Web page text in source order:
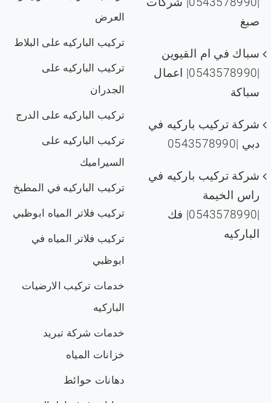
صبغ
سباك في ام القيوين
|0543578990| اعمال
سباكة
شركة تركيب باركيه في
دبي |0543578990
شركة تركيب باركيه في
راس الخيمة
|0543578990| فك
الباركيه
العرض
تركيب الباركيه على البلاط
تركيب الباركيه على
الجدران
تركيب الباركيه على الدرج
تركيب الباركيه على
السيراميك
تركيب الباركيه في المطبخ
تركيب فلاتر المياه ابوظبي
تركيب فلاتر المياه في
ابوظبي
خدمات تركيب الارضيات
الباركيه
خدمات شركة تبريد
خزانات المياه
دهانات حوائط